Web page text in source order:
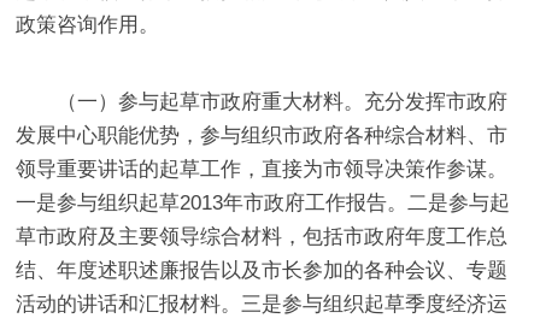
政策咨询作用。
（一）参与起草市政府重大材料。 充分发挥市政府
发展中心职能优势，参与组织市政府各种综合材料、市
领导重要讲话的起草工作，直接为市领导决策作参谋。
一是参与组织起草2013年市政府工作报告。 二是参与起
草市政府及主要领导综合材料，包括市政府年度工作总
结、年度述职述廉报告以及市长参加的各种会议、专题
活动的讲话和汇报材料。 三是参与组织起草季度经济运